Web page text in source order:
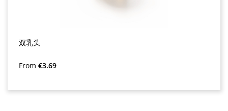
双乳头
Regular price:
From €3.69